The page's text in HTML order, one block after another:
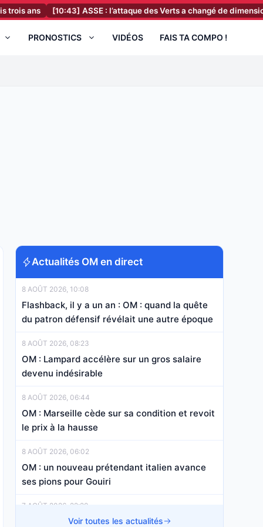
[10:43] ASSE : l’attaque des Verts a changé de dimension en
PRONOSTICS VIDÉOS FAIS TA COMPO !
Actualités OM en direct
8 AOÛT 2026, 10:08
Flashback, il y a un an : OM : quand la quête
du patron défensif révélait une autre époque
8 AOÛT 2026, 08:23
OM : Lampard accélère sur un gros salaire
devenu indésirable
8 AOÛT 2026, 06:44
OM : Marseille cède sur sa condition et revoit
le prix à la hausse
8 AOÛT 2026, 06:02
OM : un nouveau prétendant italien avance
ses pions pour Gouiri
7 AOÛT 2026, 22:20
OM Mercato : un transfert à 15 M€ bientôt
Voir toutes les actualités